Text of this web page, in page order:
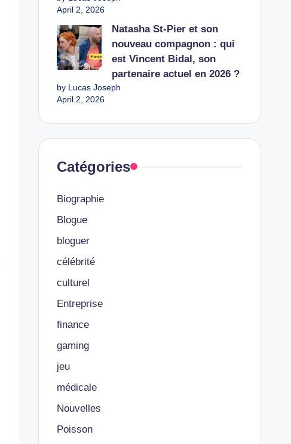
April 2, 2026
Natasha St-Pier et son
nouveau compagnon : qui
est Vincent Bidal, son
partenaire actuel en 2026 ?
by Lucas Joseph
April 2, 2026
Catégories
Biographie
Blogue
bloguer
célébrité
culturel
Entreprise
finance
gaming
jeu
médicale
Nouvelles
Poisson